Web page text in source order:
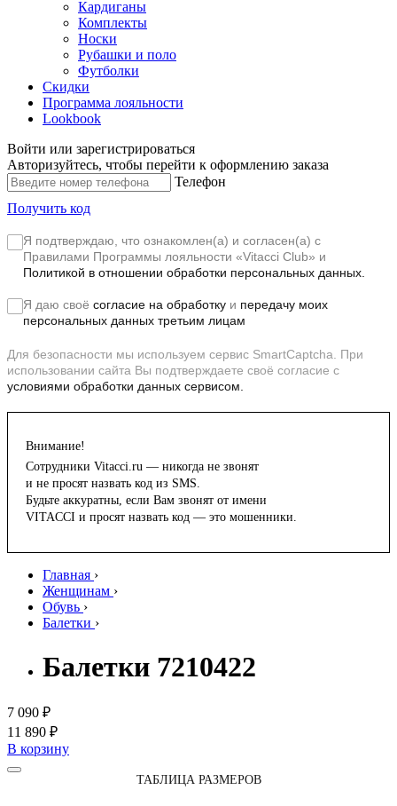
Кардиганы
Комплекты
Носки
Рубашки и поло
Футболки
Скидки
Программа лояльности
Lookbook
Войти или зарегистрироваться
Авторизуйтесь, чтобы перейти к оформлению заказа
Телефон
Получить код
Я подтверждаю, что ознакомлен(а) и согласен(а) с
Правилами Программы лояльности «Vitacci Club» и
Политикой в отношении обработки персональных данных.
Я даю своё согласие на обработку и передачу моих
персональных данных третьим лицам
Для безопасности мы используем сервис SmartCaptcha. При
использовании сайта Вы подтверждаете своё согласие с
условиями обработки данных сервисом.
Внимание!
Сотрудники Vitacci.ru — никогда не звонят
и не просят назвать код из SMS.
Будьте аккуратны, если Вам звонят от имени
VITACCI и просят назвать код — это мошенники.
Главная ›
Женщинам ›
Обувь ›
Балетки ›
Балетки 7210422
7 090 ₽
11 890 ₽
В корзину
ТАБЛИЦА РАЗМЕРОВ